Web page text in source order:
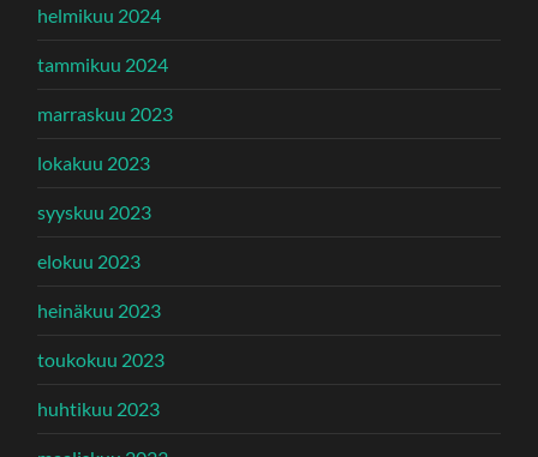
helmikuu 2024
tammikuu 2024
marraskuu 2023
lokakuu 2023
syyskuu 2023
elokuu 2023
heinäkuu 2023
toukokuu 2023
huhtikuu 2023